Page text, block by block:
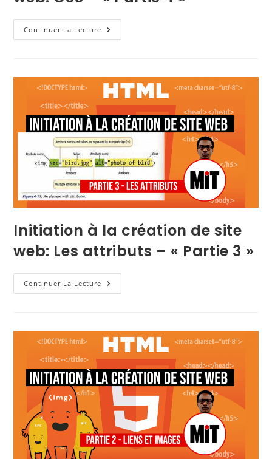
Continuer La Lecture
Initiation à la création de site
web: Les attributs – « Partie 3 »
Continuer La Lecture